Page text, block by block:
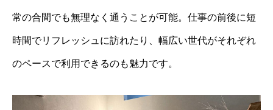
常の合間でも無理なく通うことが可能。仕事の前後に短
時間でリフレッシュに訪れたり、幅広い世代がそれぞれ
のペースで利用できるのも魅力です。